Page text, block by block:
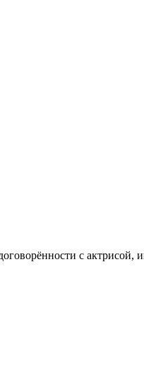
с актрисой,